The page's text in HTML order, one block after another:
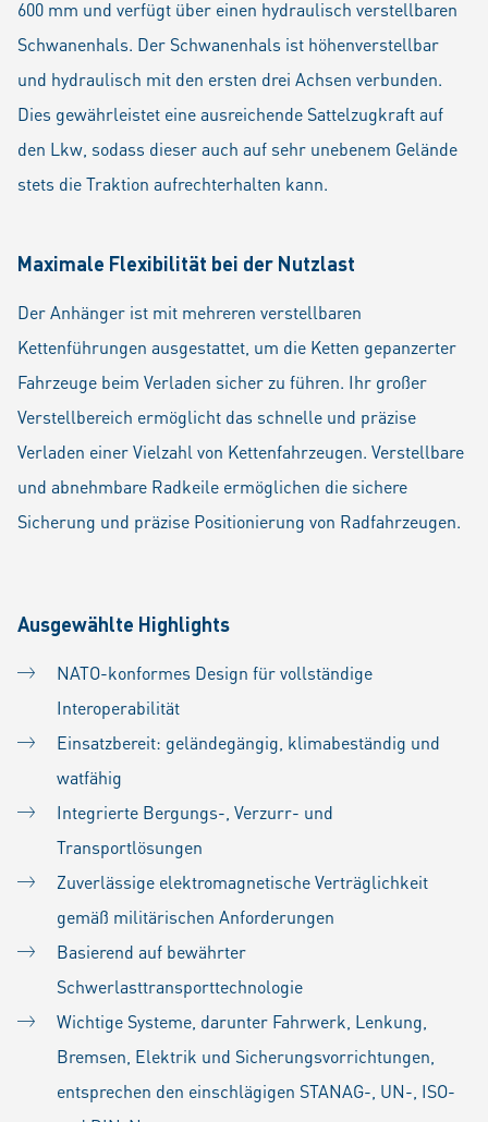
600 mm und verfügt über einen hydraulisch verstellbaren
Schwanenhals. Der Schwanenhals ist höhenverstellbar
und hydraulisch mit den ersten drei Achsen verbunden.
Dies gewährleistet eine ausreichende Sattelzugkraft auf
den Lkw, sodass dieser auch auf sehr unebenem Gelände
stets die Traktion aufrechterhalten kann.
Maximale Flexibilität bei der Nutzlast
Der Anhänger ist mit mehreren verstellbaren
Kettenführungen ausgestattet, um die Ketten gepanzerter
Fahrzeuge beim Verladen sicher zu führen. Ihr großer
Verstellbereich ermöglicht das schnelle und präzise
Verladen einer Vielzahl von Kettenfahrzeugen. Verstellbare
und abnehmbare Radkeile ermöglichen die sichere
Sicherung und präzise Positionierung von Radfahrzeugen.
Ausgewählte Highlights
NATO-konformes Design für vollständige
Interoperabilität
Einsatzbereit: geländegängig, klimabeständig und
watfähig
Integrierte Bergungs-, Verzurr- und
Transportlösungen
Zuverlässige elektromagnetische Verträglichkeit
gemäß militärischen Anforderungen
Basierend auf bewährter
Schwerlasttransporttechnologie
Wichtige Systeme, darunter Fahrwerk, Lenkung,
Bremsen, Elektrik und Sicherungsvorrichtungen,
entsprechen den einschlägigen STANAG-, UN-, ISO-